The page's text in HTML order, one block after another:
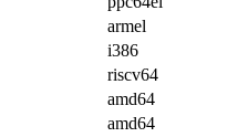
armel
i386
riscv64
amd64
amd64